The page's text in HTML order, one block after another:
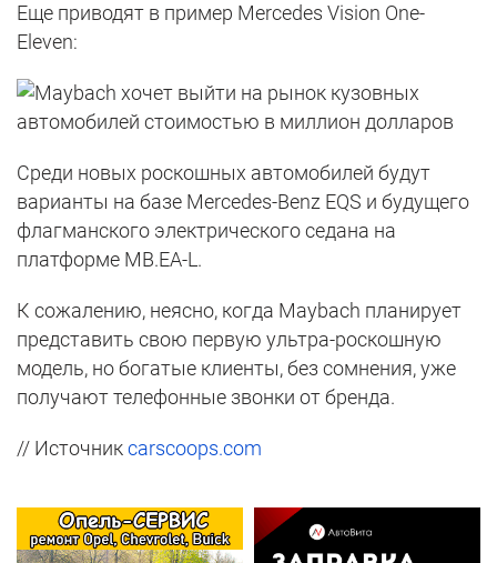
Еще приводят в пример Mercedes Vision One-
Eleven:
Среди новых роскошных автомобилей будут
варианты на базе Mercedes-Benz EQS и будущего
флагманского электрического седана на
платформе MB.EA-L.
К сожалению, неясно, когда Maybach планирует
представить свою первую ультра-роскошную
модель, но богатые клиенты, без сомнения, уже
получают телефонные звонки от бренда.
// Источникcarscoops.com